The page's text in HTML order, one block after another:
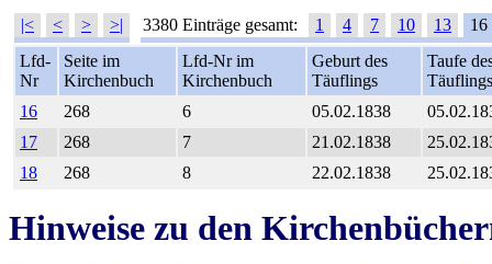
|< < > >| 3380 Einträge gesamt: 1 4 7 10 13
16
Lfd-
Nr
Seite im
Kirchenbuch
Lfd-Nr im
Kirchenbuch
Geburt des
Täuflings
Taufe
Täuflings
16
268 6 05.02.1838
17
268 7 21.02.1838
18
268 8 22.02.1838
Hinweise zu den